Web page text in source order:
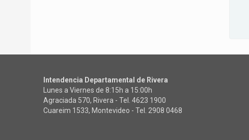
Intendencia Departamental de Rivera
Lunes a Viernes de 8:15h a 15:00h
Agraciada 570, Rivera - Tel. 4623 1900
Cuareim 1533, Montevideo - Tel. 2908 0468